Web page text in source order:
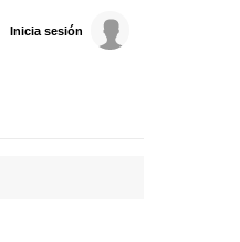
Inicia sesión